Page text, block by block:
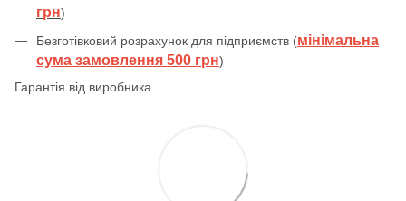
грн)
Безготівковий розрахунок для підприємств (мінімальна
сума замовлення 500 грн)
Гарантія від виробника.